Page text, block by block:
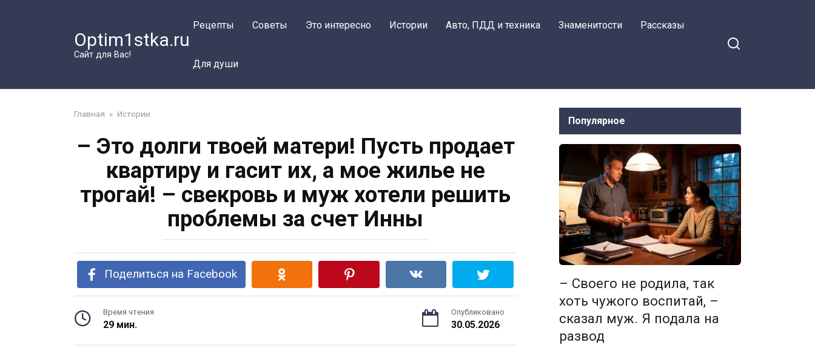
Optim1stka.ru
Сайт для Вас!
Рецепты Советы Это интересно Истории Авто, ПДД и техника Знаменитости Рассказы
Для души
Главная » Истории
– Это долги твоей матери! Пусть продает
квартиру и гасит их, а мое жилье не
трогай! – свекровь и муж хотели решить
проблемы за счет Инны
Поделиться на Facebook
Время чтения
29 мин.
Опубликовано
30.05.2026
Популярное
– Своего не родила, так
хоть чужого воспитай, –
сказал муж. Я подала на
развод
заявила я свекрови